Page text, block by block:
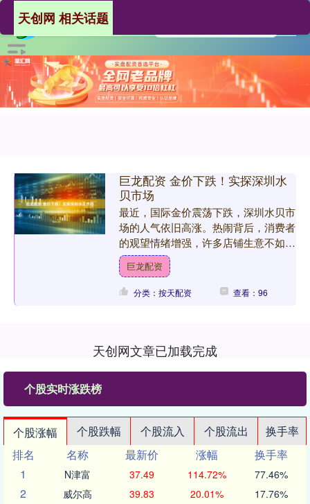
天创网 相关话题
巨龙配资 金价下跌！实探深圳水
贝市场
最近，国际金价震荡下跌，深圳水贝市
场的人气依旧高涨。热闹背后，消费者
的观望情绪增强，许多店铺生意不如同
期。另一边，投资需求依旧旺盛。 5月
18日亚市早盘，伦敦现....
巨龙配资
分类：按天配资 查看：96
天创网文章已加载完成
个股实时涨跌榜
个股涨幅 个股跌幅 个股流入 个股流出
换手率
排名
名称 最新价 涨幅
换手率
1
N津富 37.49 114.72% 77.46%
2 威尔高 39.83 20.01% 17.76%